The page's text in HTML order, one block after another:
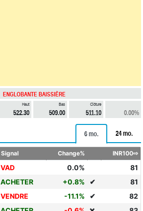
ENGLOBANTE BAISSIÈRE
Haut
522.30
Bas
509.00
Clôture
511.10 0.00%
6 mo. 24 mo.
Signal Change% INR100⇨
VAD 0.0%
81
ACHETER +0.8% ✔
81
VENDRE -11.1% ✔
82